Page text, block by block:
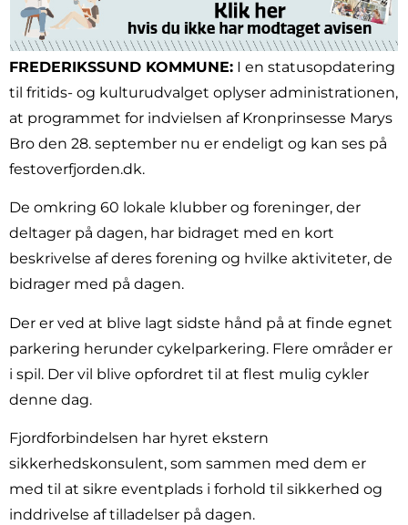
FREDERIKSSUND KOMMUNE: I en statusopdatering
til fritids- og kulturudvalget oplyser administrationen,
at programmet for indvielsen af Kronprinsesse Marys
Bro den 28. september nu er endeligt og kan ses på
festoverfjorden.dk.
De omkring 60 lokale klubber og foreninger, der
deltager på dagen, har bidraget med en kort
beskrivelse af deres forening og hvilke aktiviteter, de
bidrager med på dagen.
Der er ved at blive lagt sidste hånd på at finde egnet
parkering herunder cykelparkering. Flere områder er
i spil. Der vil blive opfordret til at flest mulig cykler
denne dag.
Fjordforbindelsen har hyret ekstern
sikkerhedskonsulent, som sammen med dem er
med til at sikre eventplads i forhold til sikkerhed og
inddrivelse af tilladelser på dagen.